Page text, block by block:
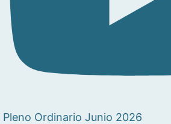
Pleno Ordinario Junio 2026